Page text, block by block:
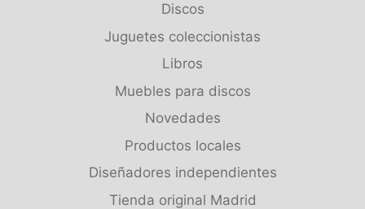
Discos
Juguetes coleccionistas
Libros
Muebles para discos
Novedades
Productos locales
Diseñadores independientes
Tienda original Madrid